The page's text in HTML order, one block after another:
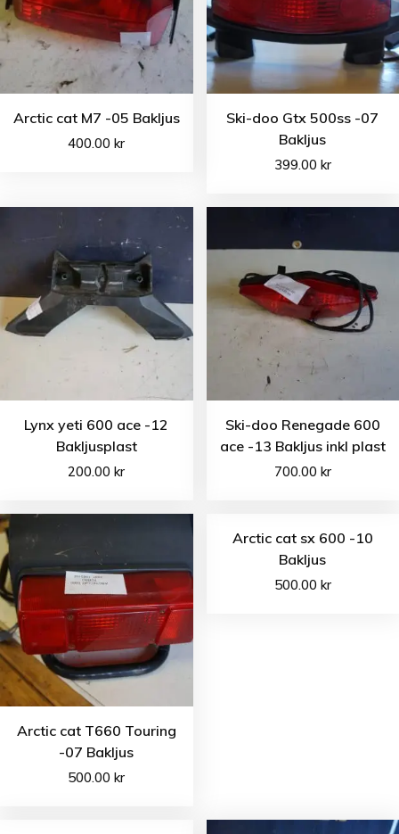
Arctic cat M7 -05 Bakljus
400.00kr
Ski-doo Gtx 500ss -07
Bakljus
399.00 kr
Lynx yeti 600 ace -12
Bakljusplast
200.00kr
Ski-doo Renegade 600
ace -13 Bakljus inkl plast
700.00 kr
Arctic cat T660 Touring
-07 Bakljus
500.00kr
Arctic cat sx 600 -10
Bakljus
500.00 kr